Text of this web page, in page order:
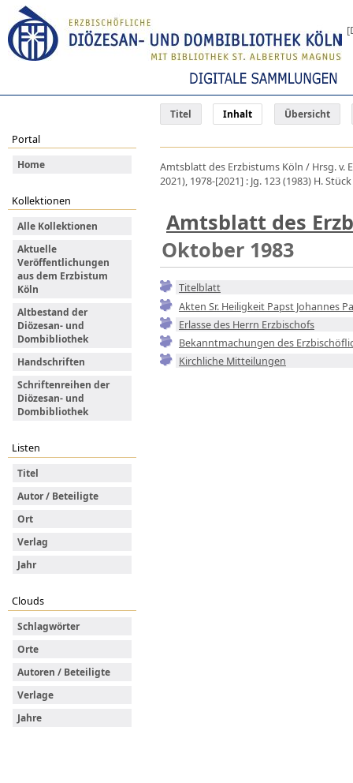
Titel Inhalt Übersicht
Portal
Home
Kollektionen
Alle Kollektionen
Aktuelle
Veröffentlichungen
aus dem Erzbistum
Köln
Altbestand der
Diözesan- und
Dombibliothek
Handschriften
Schriftenreihen der
Diözesan- und
Dombibliothek
Listen
Titel
Autor / Beteiligte
Ort
Verlag
Jahr
Clouds
Schlagwörter
Orte
Autoren / Beteiligte
Verlage
Jahre
Amtsblatt des Erzbistums Köln / Hrsg. v.
2021), 1978-[2021] : Jg. 123 (1983) H.
Amtsblatt des
Oktober 1983
Titelblatt
Akten Sr. Heiligkeit Papst Johannes
Erlasse des Herrn Erzbischofs
Bekanntmachungen des
Kirchliche Mitteilungen